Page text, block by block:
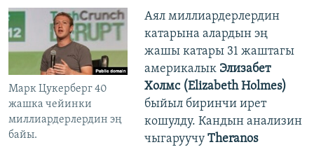
Марк Цукерберг 40
жашка чейинки
миллиардерлердин эң
байы.
Аял миллиардерлердин
катарына алардын эң
жашы катары 31 жаштагы
америкалык Элизабет
Холмс (Elizabeth Holmes)
быйыл биринчи ирет
кошулду. Кандын анализин
чыгаруучу Theranos